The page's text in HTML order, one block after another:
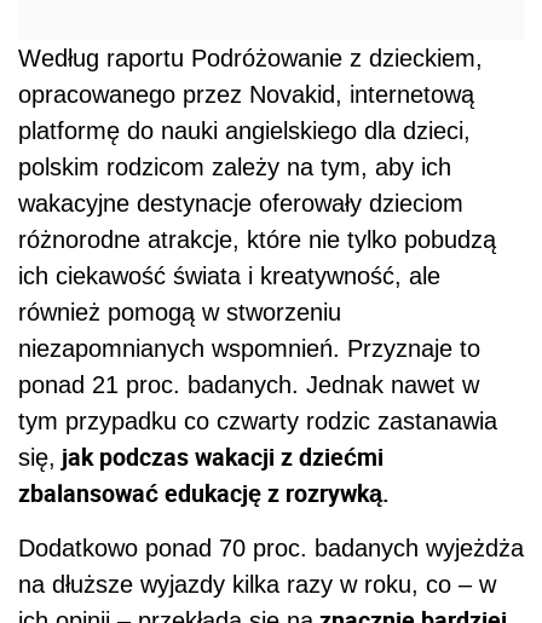
Według raportu Podróżowanie z dzieckiem,
opracowanego przez Novakid, internetową
platformę do nauki angielskiego dla dzieci,
polskim rodzicom zależy na tym, aby ich
wakacyjne destynacje oferowały dzieciom
różnorodne atrakcje, które nie tylko pobudzą
ich ciekawość świata i kreatywność, ale
również pomogą w stworzeniu
niezapomnianych wspomnień. Przyznaje to
ponad 21 proc. badanych. Jednak nawet w
tym przypadku co czwarty rodzic zastanawia
się, jak podczas wakacji z dziećmi
zbalansować edukację z rozrywką.
Dodatkowo ponad 70 proc. badanych wyjeżdża
na dłuższe wyjazdy kilka razy w roku, co – w